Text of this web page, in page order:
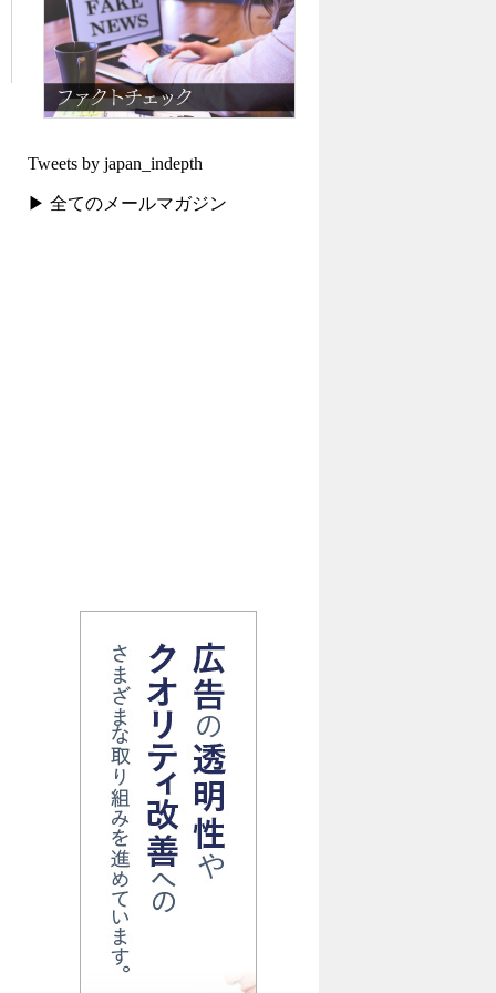
Tweets by japan_indepth
▶ 全てのメールマガジン